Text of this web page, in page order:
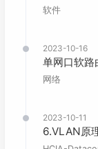
软件
2023-10-16
单网口软
网络
2023-10-11
6.VLAN原